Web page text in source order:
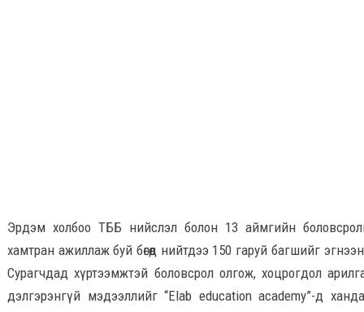
Эрдэм холбоо ТББ нийслэл болон 13 аймгийн
хамтран ажиллаж буй бөгөөд нийтдээ 150 гаруй багшийг
Сурагчдад хүртээмжтэй боловсрол олгож, хоцрогдол
дэлгэрэнгүй мэдээллийг “Elab education academy”-д